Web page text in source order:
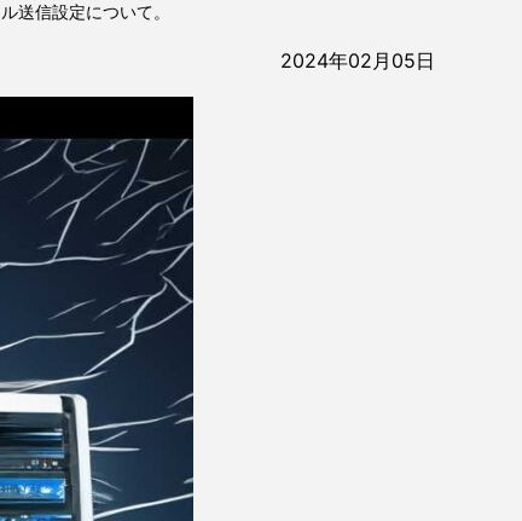
送信設定について。
2024年02月05日